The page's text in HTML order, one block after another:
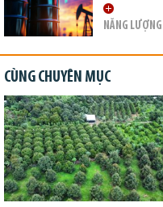
NĂNG LƯỢNG
CÙNG CHUYÊN MỤC